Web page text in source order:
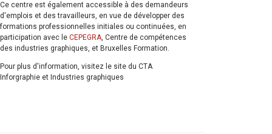
Ce centre est également accessible à des demandeurs
d'emplois et des travailleurs, en vue de développer des
formations professionnelles initiales ou continuées, en
participation avec le CEPEGRA, Centre de compétences
des industries graphiques, et Bruxelles Formation.
Pour plus d'information, visitez le site du CTA
Inforgraphie et Industries graphiques